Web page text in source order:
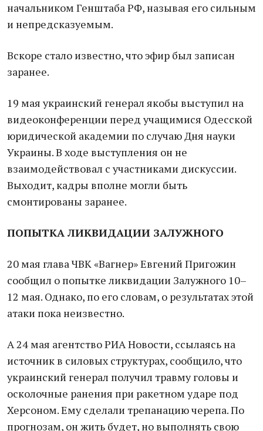
начальником Генштаба РФ, называя его сильным
и непредсказуемым.
Вскоре стало известно, что эфир был записан
заранее.
19 мая украинский генерал якобы выступил на
видеоконференции перед учащимися Одесской
юридической академии по случаю Дня науки
Украины. В ходе выступления он не
взаимодействовал с участниками дискуссии.
Выходит, кадры вполне могли быть
смонтированы заранее.
ПОПЫТКА ЛИКВИДАЦИИ ЗАЛУЖНОГО
20 мая глава ЧВК «Вагнер» Евгений Пригожин
сообщил о попытке ликвидации Залужного 10–
12 мая. Однако, по его словам, о результатах этой
атаки пока неизвестно.
А 24 мая агентство РИА Новости, ссылаясь на
источник в силовых структурах, сообщило, что
украинский генерал получил травму головы и
осколочные ранения при ракетном ударе под
Херсоном. Ему сделали трепанацию черепа. По
прогнозам, он жить будет, но выполнять свою